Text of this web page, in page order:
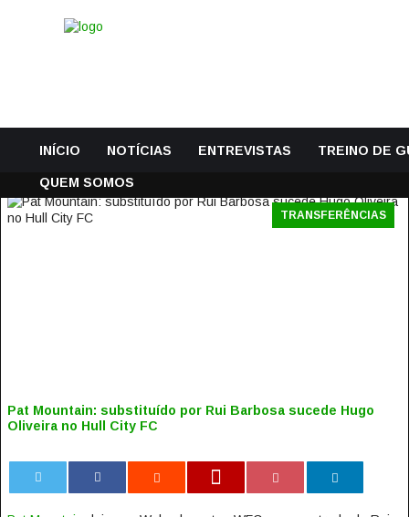
INÍCIO NOTÍCIAS ENTREVISTAS TREINO DE
QUEM SOMOS
TRANSFERÊNCIAS
Pat Mountain: substituído por Rui Barbosa sucede Hugo
Oliveira no Hull City FC